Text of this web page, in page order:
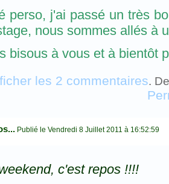
perso, j'ai passé un très
nous sommes allés à
bisous à vous et à bientôt
les 2 commentaires.
Publié le Vendredi 8 Juillet 2011 à 16:52:59
c'est repos !!!!